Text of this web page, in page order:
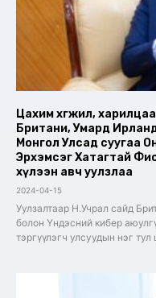
Цахим хөгжил,
Британи, Умард
Монгол Улсад суугаа
Эрхэмсэг Хатагтай
хүлээн авч уулзлаа
2024-04-15
Уулзалтаар Н.Учрал сайд
болон Үндэсний кибер
тэргүүлэгч улсуудын нэг